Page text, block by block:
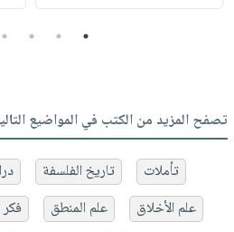
1
2
3
4
تصفح المزيد من الكتب في المواضيع
تأملات تاريخ الفلسفة
علم الأخلاق
علم المنطق